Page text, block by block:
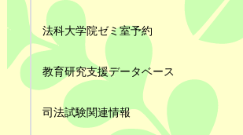
法科大学院ゼミ室予約
教育研究支援データベース
司法試験関連情報